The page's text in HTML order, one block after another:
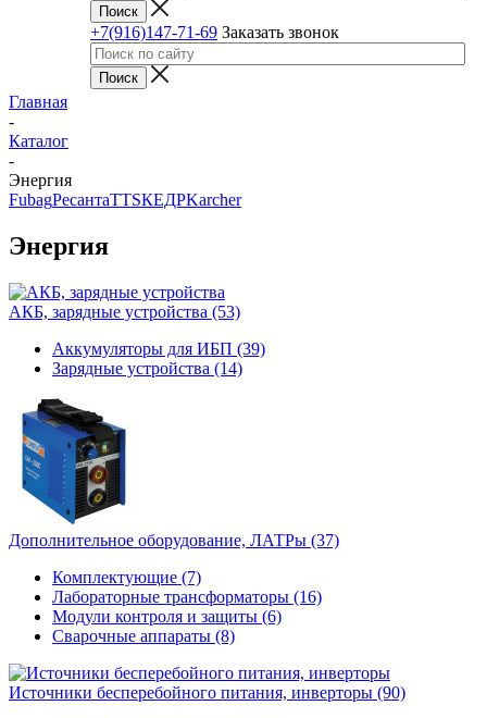
+7(916)147-71-69 Заказать звонок
Главная
-
Каталог
-
Энергия
FubagРесантаTTSКЕДРKarcher
Энергия
АКБ, зарядные устройства (53)
Аккумуляторы для ИБП (39)
Зарядные устройства (14)
Дополнительное оборудование, ЛАТРы (37)
Комплектующие (7)
Лабораторные трансформаторы (16)
Модули контроля и защиты (6)
Сварочные аппараты (8)
Источники бесперебойного питания, инверторы (90)